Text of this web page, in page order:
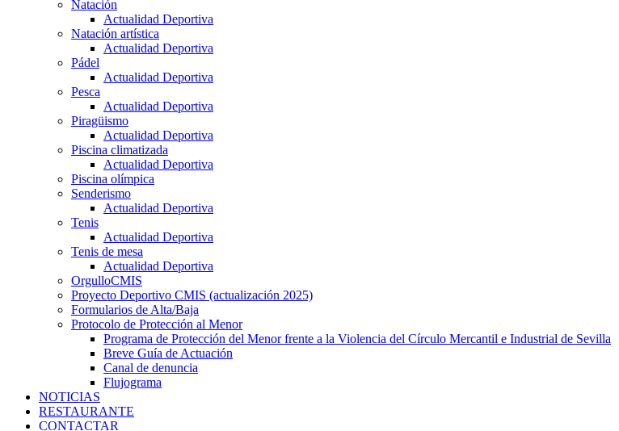
Natación
Actualidad Deportiva
Natación artística
Actualidad Deportiva
Pádel
Actualidad Deportiva
Pesca
Actualidad Deportiva
Piragüismo
Actualidad Deportiva
Piscina climatizada
Actualidad Deportiva
Piscina olímpica
Senderismo
Actualidad Deportiva
Tenis
Actualidad Deportiva
Tenis de mesa
Actualidad Deportiva
OrgulloCMIS
Proyecto Deportivo CMIS (actualización 2025)
Formularios de Alta/Baja
Protocolo de Protección al Menor
Programa de Protección del Menor frente a la Violencia del Círculo Mercantil e Industrial de Sevilla
Breve Guía de Actuación
Canal de denuncia
Flujograma
NOTICIAS
RESTAURANTE
CONTACTAR